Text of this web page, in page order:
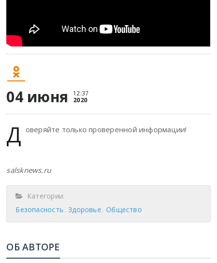
04 июня 12:37
2020
Д оверяйте только проверенной информации!
salsknews.ru
Категории:
Безопасность Здоровье Общество
ОБ АВТОРЕ